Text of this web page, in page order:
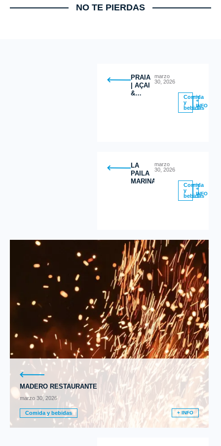
NO TE PIERDAS
PRAIA
| AÇAI
&
marzo
30, 2026
Comida
y
bebidas
+
INFO
LA
PAILA
MARINA
marzo
30, 2026
Comida
y
bebidas
+
INFO
MADERO RESTAURANTE
marzo 30, 2026
Comida y bebidas + INFO